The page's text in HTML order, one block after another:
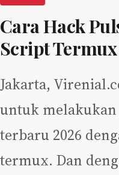
Cara Hack
Script Termux
Jakarta,
untuk
terbaru 2026
termux. Dan